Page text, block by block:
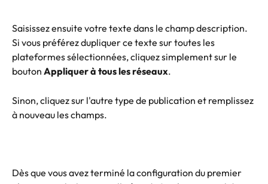
Saisissez ensuite votre texte dans le champ description.
Si vous préférez dupliquer ce texte sur toutes les
plateformes sélectionnées, cliquez simplement sur le
bouton Appliquer à tous les réseaux.
Sinon, cliquez sur l'autre type de publication et remplissez
à nouveau les champs.
Dès que vous avez terminé la configuration du premier